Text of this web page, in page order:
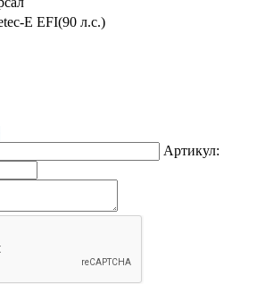
E EFI(90 л.с.)
Артикул: